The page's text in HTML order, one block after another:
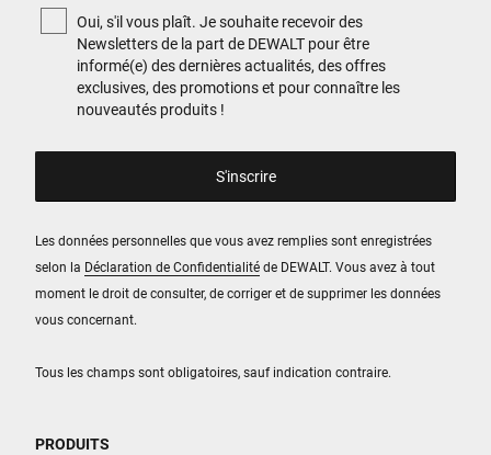
Tous les champs sont obligatoires, sauf indication contraire.
Oui, s'il vous plaît. Je souhaite recevoir des
Newsletters de la part de DEWALT pour être
informé(e) des dernières actualités, des offres
exclusives, des promotions et pour connaître les
nouveautés produits !
Les données personnelles que vous avez remplies sont enregistrées
selon la Déclaration de Confidentialité de DEWALT. Vous avez à tout
moment le droit de consulter, de corriger et de supprimer les données
vous concernant.
PRODUITS